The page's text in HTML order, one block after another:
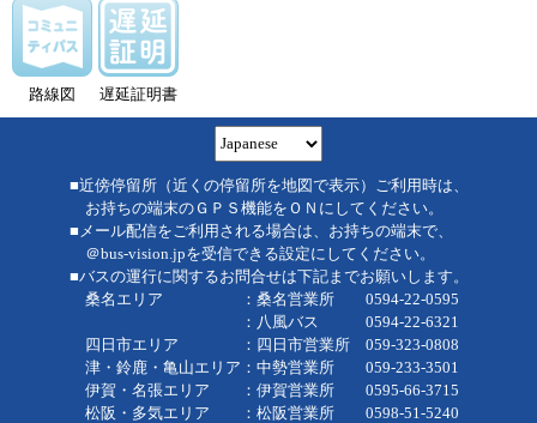
路線図 遅延証明書
■近傍停留所（近くの停留所を地図で表示）ご利用時は、
お持ちの端末のＧＰＳ機能をＯＮにしてください。
■メール配信をご利用される場合は、お持ちの端末で、
＠bus-vision.jpを受信できる設定にしてください。
■バスの運行に関するお問合せは下記までお願いします。
桑名エリア ：桑名営業所 0594-22-0595
：八風バス 0594-22-6321
四日市エリア ：四日市営業所 059-323-0808
津・鈴鹿・亀山エリア：中勢営業所 059-233-3501
伊賀・名張エリア ：伊賀営業所 0595-66-3715
松阪・多気エリア ：松阪営業所 0598-51-5240